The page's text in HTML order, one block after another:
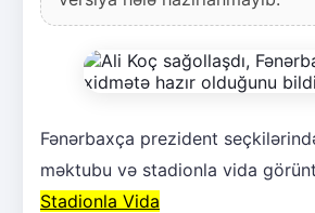
Fənərbaxça prezident
məktubu və stadionla vida
Stadionla Vida